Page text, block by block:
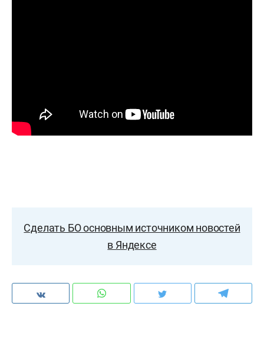
Сделать БО основным источником новостей
в Яндексе